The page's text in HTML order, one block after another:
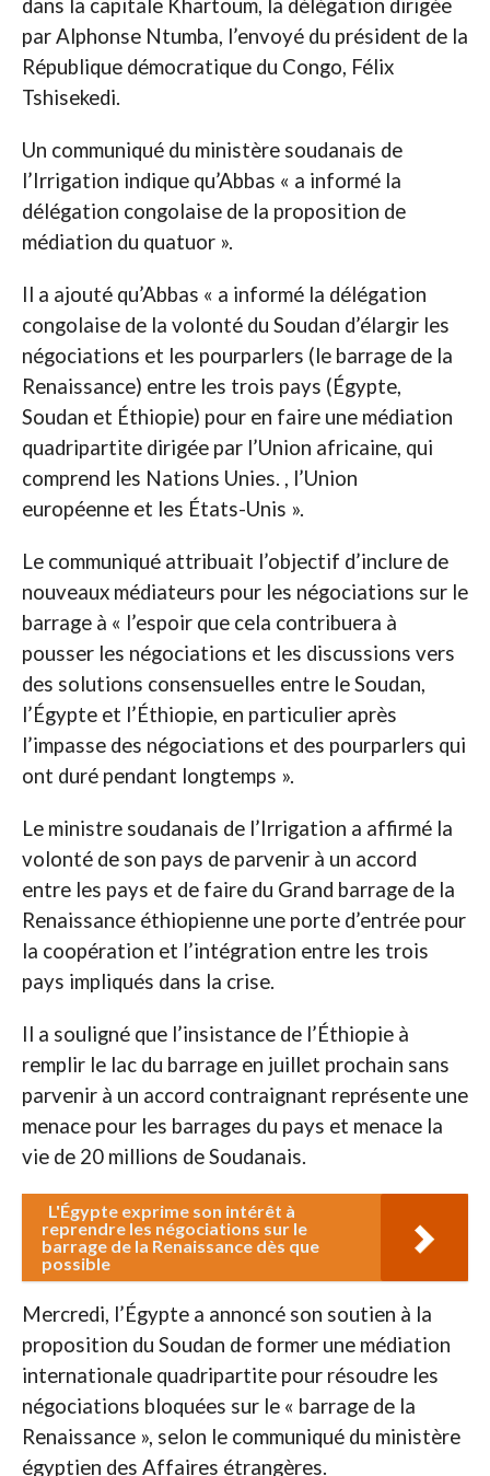
dans la capitale Khartoum, la délégation dirigée
par Alphonse Ntumba, l’envoyé du président de la
République démocratique du Congo, Félix
Tshisekedi.
Un communiqué du ministère soudanais de
l’Irrigation indique qu’Abbas « a informé la
délégation congolaise de la proposition de
médiation du quatuor ».
Il a ajouté qu’Abbas « a informé la délégation
congolaise de la volonté du Soudan d’élargir les
négociations et les pourparlers (le barrage de la
Renaissance) entre les trois pays (Égypte,
Soudan et Éthiopie) pour en faire une médiation
quadripartite dirigée par l’Union africaine, qui
comprend les Nations Unies. , l’Union
européenne et les États-Unis ».
Le communiqué attribuait l’objectif d’inclure de
nouveaux médiateurs pour les négociations sur le
barrage à « l’espoir que cela contribuera à
pousser les négociations et les discussions vers
des solutions consensuelles entre le Soudan,
l’Égypte et l’Éthiopie, en particulier après
l’impasse des négociations et des pourparlers qui
ont duré pendant longtemps ».
Le ministre soudanais de l’Irrigation a affirmé la
volonté de son pays de parvenir à un accord
entre les pays et de faire du Grand barrage de la
Renaissance éthiopienne une porte d’entrée pour
la coopération et l’intégration entre les trois
pays impliqués dans la crise.
Il a souligné que l’insistance de l’Éthiopie à
remplir le lac du barrage en juillet prochain sans
parvenir à un accord contraignant représente une
menace pour les barrages du pays et menace la
vie de 20 millions de Soudanais.
L'Égypte exprime son intérêt à
reprendre les négociations sur le
barrage de la Renaissance dès que
possible
Mercredi, l’Égypte a annoncé son soutien à la
proposition du Soudan de former une médiation
internationale quadripartite pour résoudre les
négociations bloquées sur le « barrage de la
Renaissance », selon le communiqué du ministère
égyptien des Affaires étrangères.